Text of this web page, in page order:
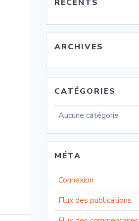
RÉCENTS
ARCHIVES
CATÉGORIES
Aucune catégorie
MÉTA
Connexion
Flux des publications